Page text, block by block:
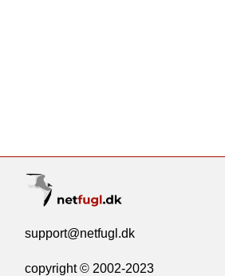
support@netfugl.dk
copyright © 2002-2023